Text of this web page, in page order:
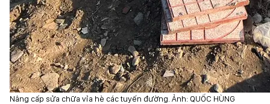
Nâng cấp sửa chữa vỉa hè các tuyến đường. Ảnh: QUỐC HÙNG